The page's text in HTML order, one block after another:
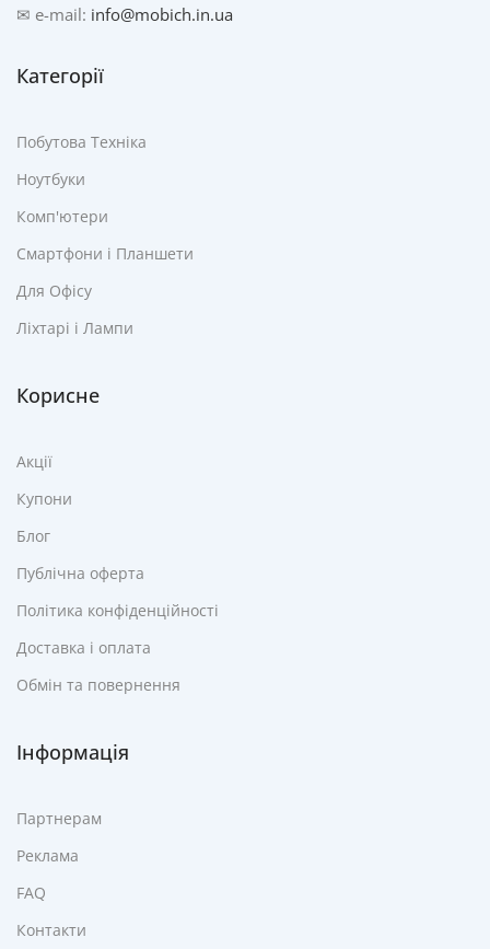
✉ e-mail: info@mobich.in.ua
Категорії
Побутова Техніка
Ноутбуки
Комп'ютери
Смартфони і Планшети
Для Офісу
Ліхтарі і Лампи
Корисне
Акції
Купони
Блог
Публічна оферта
Політика конфіденційності
Доставка і оплата
Обмін та повернення
Інформація
Партнерам
Реклама
FAQ
Контакти